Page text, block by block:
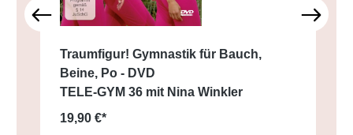
Traumfigur! Gymnastik für Bauch,
Beine, Po - DVD
TELE-GYM 36 mit Nina Winkler
19,90 €*